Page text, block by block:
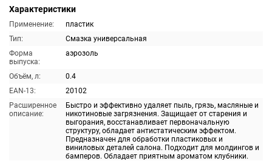
Характеристики
Применение:
пластик
Тип:
Смазка универсальная
Форма
выпуска:
аэрозоль
Объём, л:
0.4
EAN-13:
20102
Расширенное
описание:
Быстро и эффективно удаляет пыль, грязь, масляные и
никотиновые загрязнения. Защищает от старения и
выгорания, восстанавливает первоначальную
структуру, обладает антистатическим эффектом.
Предназначен для обработки пластиковых и
виниловых деталей салона. Подходит для молдингов и
бамперов. Обладает приятным ароматом клубники.